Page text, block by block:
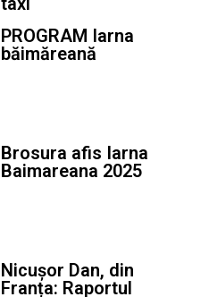
PROGRAM Iarna
băimăreană
Brosura afis Iarna
Baimareana 2025
Nicușor Dan, din
Franța: Raportul